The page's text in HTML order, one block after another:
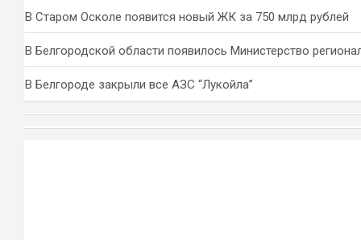
В Старом Осколе появится новый ЖК за 750 млрд рублей
В Белгородской области появилось Министерство
В Белгороде закрыли все АЗС “Лукойла”